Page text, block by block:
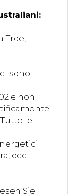
Tree,
sono
e non
le
ecc.